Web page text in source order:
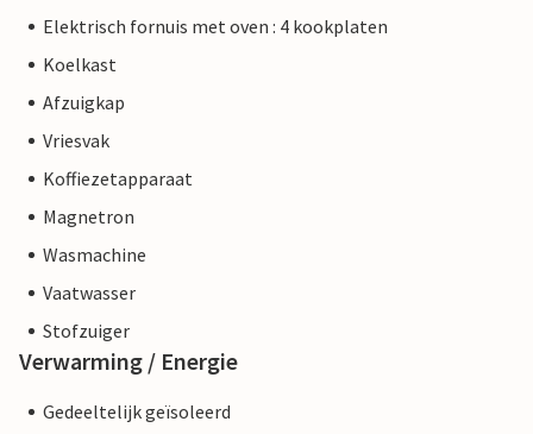
Elektrisch fornuis met oven : 4 kookplaten
Koelkast
Afzuigkap
Vriesvak
Koffiezetapparaat
Magnetron
Wasmachine
Vaatwasser
Stofzuiger
Verwarming / Energie
Gedeeltelijk geïsoleerd